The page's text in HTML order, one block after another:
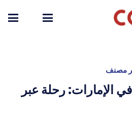
مصنف
الإمارات: رحلة عبر